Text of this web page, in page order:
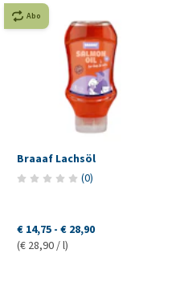
Abo
Braaaf Lachsöl
(0)
€ 14,75 - € 28,90
(€ 28,90 / l)